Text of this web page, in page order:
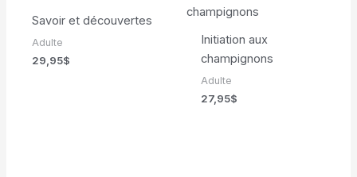
Savoir et découvertes
Adulte
29,95$
Initiation aux
champignons
Adulte
27,95$